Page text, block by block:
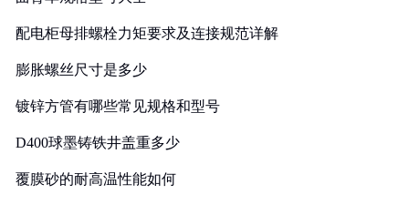
配电柜母排螺栓力矩要求及连接规范详解
膨胀螺丝尺寸是多少
镀锌方管有哪些常见规格和型号
D400球墨铸铁井盖重多少
覆膜砂的耐高温性能如何